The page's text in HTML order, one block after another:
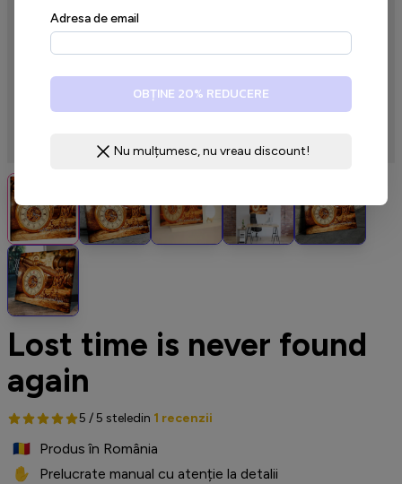
Lost time is never found
again
5 / 5 steledin 1 recenzii
🇷🇴
️ Produs în România
✋
️ Prelucrate manual cu atenție la detalii
Adresa de email
OBȚINE 20% REDUCERE
Nu mulțumesc, nu vreau discount!